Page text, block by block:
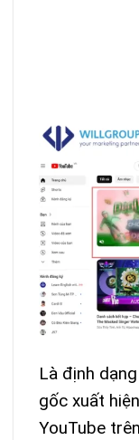
Là định
gốc xuất
YouTube